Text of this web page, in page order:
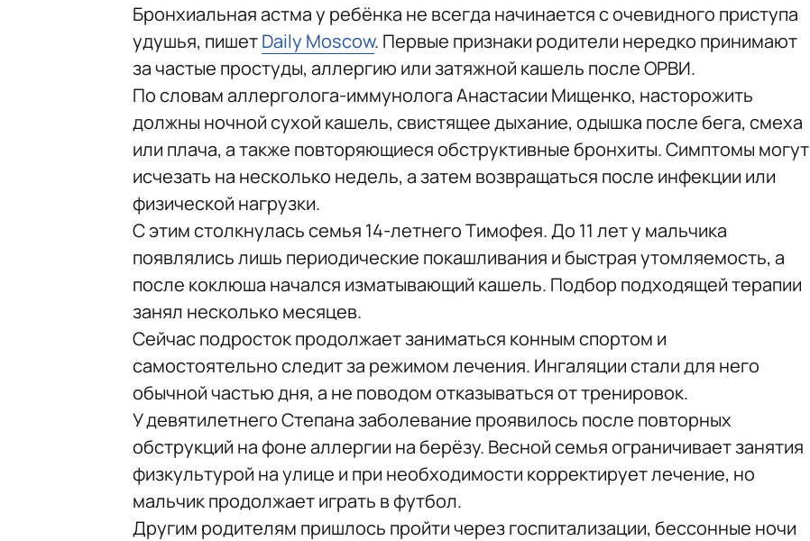
Бронхиальная астма у ребёнка не всегда начинается с очевидного приступа
удушья, пишетDaily Moscow. Первые признаки родители нередко принимают
за частые простуды, аллергию или затяжной кашель после ОРВИ.
По словам аллерголога-иммунолога Анастасии Мищенко, насторожить
должны ночной сухой кашель, свистящее дыхание, одышка после бега, смеха
или плача, а также повторяющиеся обструктивные бронхиты. Симптомы могут
исчезать на несколько недель, а затем возвращаться после инфекции или
физической нагрузки.
С этим столкнулась семья 14-летнего Тимофея. До 11 лет у мальчика
появлялись лишь периодические покашливания и быстрая утомляемость, а
после коклюша начался изматывающий кашель. Подбор подходящей терапии
занял несколько месяцев.
Сейчас подросток продолжает заниматься конным спортом и
самостоятельно следит за режимом лечения. Ингаляции стали для него
обычной частью дня, а не поводом отказываться от тренировок.
У девятилетнего Степана заболевание проявилось после повторных
обструкций на фоне аллергии на берёзу. Весной семья ограничивает занятия
физкультурой на улице и при необходимости корректирует лечение, но
мальчик продолжает играть в футбол.
Другим родителям пришлось пройти через госпитализации, бессонные ночи